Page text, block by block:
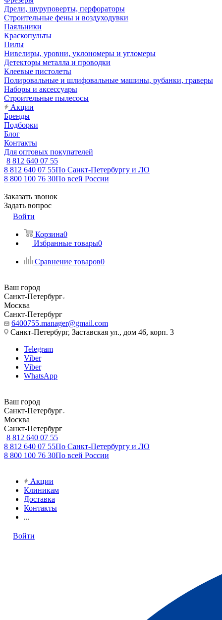
Дрели, шуруповерты, перфораторы
Строительные фены и воздуходувки
Паяльники
Краскопульты
Пилы
Нивелиры, уровни, уклономеры и угломеры
Детекторы металла и проводки
Клеевые пистолеты
Полировальные и шлифовальные машины, рубанки, граверы
Наборы и аксессуары
Строительные пылесосы
Акции
Бренды
Подборки
Блог
Контакты
Для оптовых покупателей
8 812 640 07 55
8 812 640 07 55По Санкт-Петербургу и ЛО
8 800 100 76 30По всей России
Заказать звонок
Задать вопрос
Войти
Корзина0
Избранные товары0
Сравнение товаров0
Ваш город
Санкт-Петербург
Москва
Санкт-Петербург
6400755.manager@gmail.com
Санкт-Петербург, Заставская ул., дом 46, корп. 3
Telegram
Viber
Viber
WhatsApp
Ваш город
Санкт-Петербург
Москва
Санкт-Петербург
8 812 640 07 55
8 812 640 07 55По Санкт-Петербургу и ЛО
8 800 100 76 30По всей России
Акции
Клиникам
Доставка
Контакты
...
Войти